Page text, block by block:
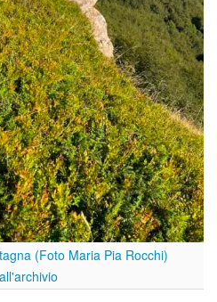
(Foto Maria Pia Rocchi)